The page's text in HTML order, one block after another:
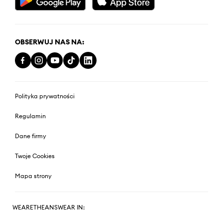
OBSERWUJ NAS NA:
Polityka prywatności
Regulamin
Dane firmy
Twoje Cookies
Mapa strony
WEARETHEANSWEAR IN: